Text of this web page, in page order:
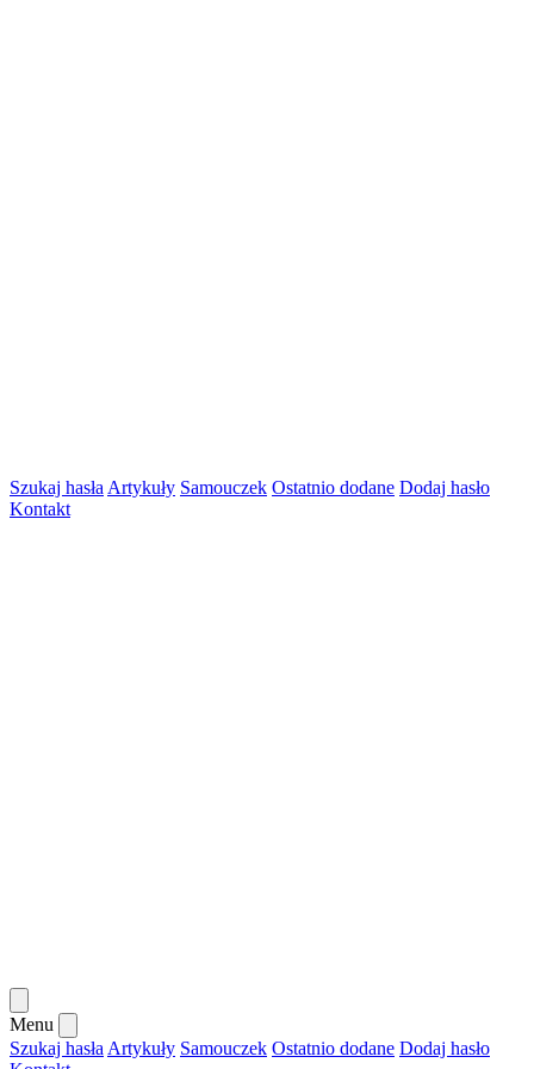
Szukaj hasła Artykuły Samouczek Ostatnio dodane Dodaj hasło
Kontakt
Menu
Szukaj hasła Artykuły Samouczek Ostatnio dodane Dodaj hasło